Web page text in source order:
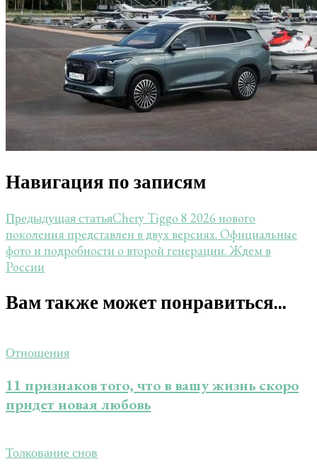
Навигация по записям
Предыдущая статьяChery Tiggo 8 2026 нового
поколения представлен в двух версиях. Официальные
фото и подробности о второй генерации. Ждем в
России
Вам также может понравиться...
Отношения
11 признаков того, что в вашу жизнь скоро
придет новая любовь
Толкование снов